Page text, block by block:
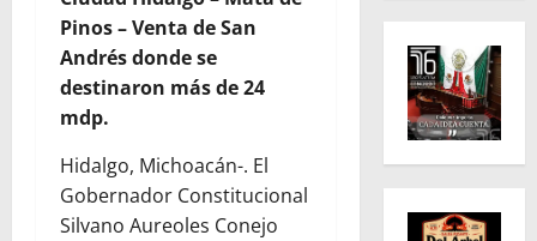
Pinos – Venta de San
Andrés donde se
destinaron más de 24
mdp.
Hidalgo, Michoacán-. El
Gobernador Constitucional
Silvano Aureoles Conejo